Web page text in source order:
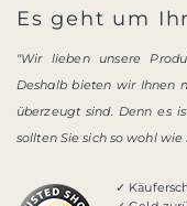
Es geht um
"Wir lieben unsere
Deshalb bieten wir Ihnen
überzeugt sind. Denn es
sollten Sie sich so wohl
✓